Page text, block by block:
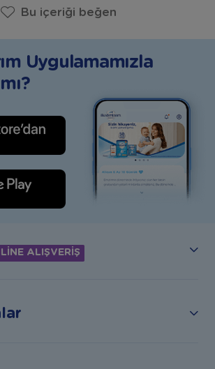
Bu içeriği beğen
Uygulamamızla
ALIŞVERİŞ